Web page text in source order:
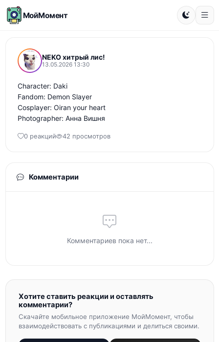
МойМомент
NEKO хитрый лис!
13.05.2026 13:30
Character: Daki
Fandom: Demon Slayer
Cosplayer: Oiran your heart
Photographer: Анна Вишня
0 реакций 42 просмотров
Комментарии
Комментариев пока нет...
Хотите ставить реакции и оставлять
комментарии?
Скачайте мобильное приложение МойМомент, чтобы
взаимодействовать с публикациями и делиться своими.